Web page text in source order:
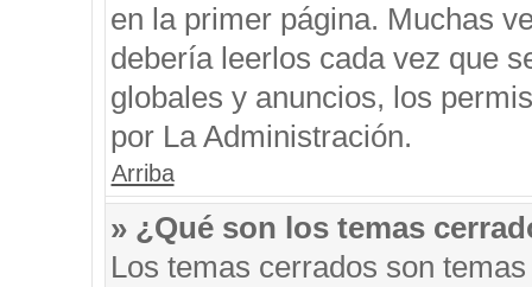
en la primer página. Muchas
debería leerlos cada vez que
globales y anuncios, los
por La Administración.
Arriba
» ¿Qué son los temas
Los temas cerrados son